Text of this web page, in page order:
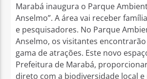
Marabá inaugura o Parque
Anselmo”. A área vai receber
e pesquisadores. No Parque
Anselmo, os visitantes
gama de atrações. Este novo
Prefeitura de Marabá,
direto com a biodiversidade local